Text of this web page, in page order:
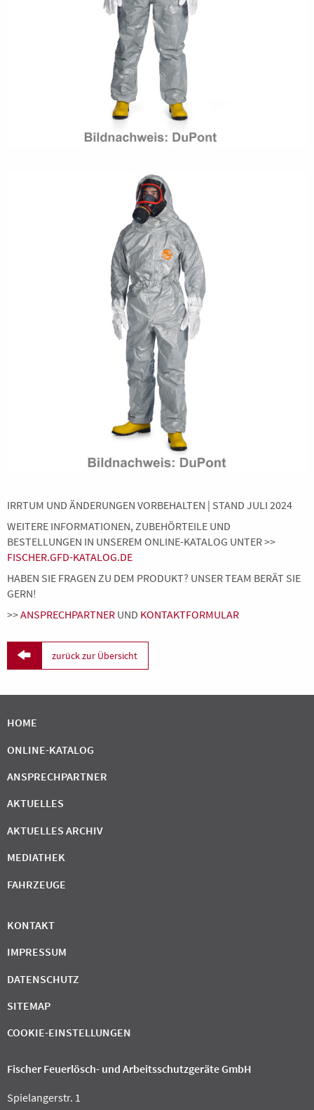
IRRTUM UND ÄNDERUNGEN VORBEHALTEN | STAND JULI 2024
WEITERE INFORMATIONEN, ZUBEHÖRTEILE UND
BESTELLUNGEN IN UNSEREM ONLINE-KATALOG UNTER >>
FISCHER.GFD-KATALOG.DE
HABEN SIE FRAGEN ZU DEM PRODUKT? UNSER TEAM BERÄT SIE
GERN!
>>ANSPRECHPARTNER UND KONTAKTFORMULAR
 zurück zur Übersicht
HOME
ONLINE-KATALOG
ANSPRECHPARTNER
AKTUELLES
AKTUELLES ARCHIV
MEDIATHEK
FAHRZEUGE
KONTAKT
IMPRESSUM
DATENSCHUTZ
SITEMAP
COOKIE-EINSTELLUNGEN
Fischer Feuerlösch- und Arbeitsschutzgeräte GmbH
Spielangerstr. 1